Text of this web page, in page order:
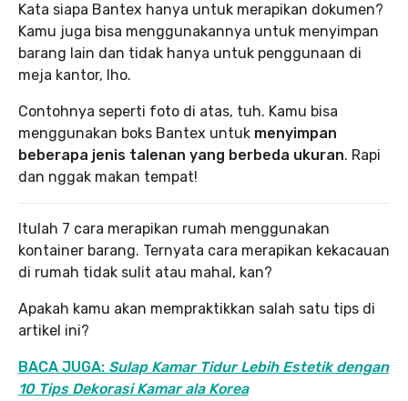
Kata siapa Bantex hanya untuk merapikan dokumen?
Kamu juga bisa menggunakannya untuk menyimpan
barang lain dan tidak hanya untuk penggunaan di
meja kantor, lho.
Contohnya seperti foto di atas, tuh. Kamu bisa
menggunakan boks Bantex untuk menyimpan
beberapa jenis talenan yang berbeda ukuran. Rapi
dan nggak makan tempat!
Itulah 7 cara merapikan rumah menggunakan
kontainer barang. Ternyata cara merapikan kekacauan
di rumah tidak sulit atau mahal, kan?
Apakah kamu akan mempraktikkan salah satu tips di
artikel ini?
BACA JUGA: Sulap Kamar Tidur Lebih Estetik dengan
10 Tips Dekorasi Kamar ala Korea